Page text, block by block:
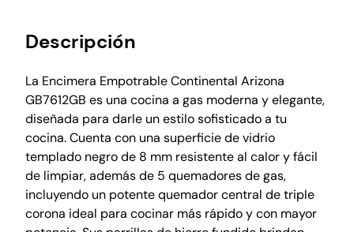
Descripción
La Encimera Empotrable Continental Arizona
GB7612GB es una cocina a gas moderna y elegante,
diseñada para darle un estilo sofisticado a tu
cocina. Cuenta con una superficie de vidrio
templado negro de 8 mm resistente al calor y fácil
de limpiar, además de 5 quemadores de gas,
incluyendo un potente quemador central de triple
corona ideal para cocinar más rápido y con mayor